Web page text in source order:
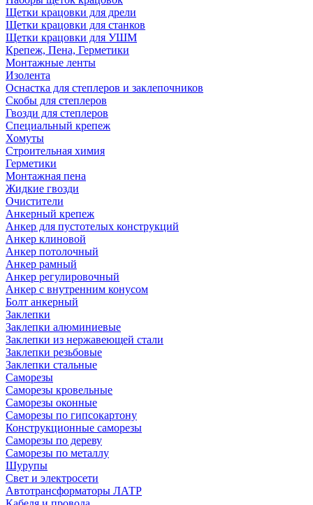
Щетки крацовки для дрели
Щетки крацовки для станков
Щетки крацовки для УШМ
Крепеж, Пена, Герметики
Монтажные ленты
Изолента
Оснастка для степлеров и заклепочников
Скобы для степлеров
Гвозди для степлеров
Специальный крепеж
Хомуты
Строительная химия
Герметики
Монтажная пена
Жидкие гвозди
Очистители
Анкерный крепеж
Анкер для пустотелых конструкций
Анкер клиновой
Анкер потолочный
Анкер рамный
Анкер регулировочный
Анкер с внутренним конусом
Болт анкерный
Заклепки
Заклепки алюминиевые
Заклепки из нержавеющей стали
Заклепки резьбовые
Заклепки стальные
Саморезы
Саморезы кровельные
Саморезы оконные
Саморезы по гипсокартону
Конструкционные саморезы
Саморезы по дереву
Саморезы по металлу
Шурупы
Свет и электросети
Автотрансформаторы ЛАТР